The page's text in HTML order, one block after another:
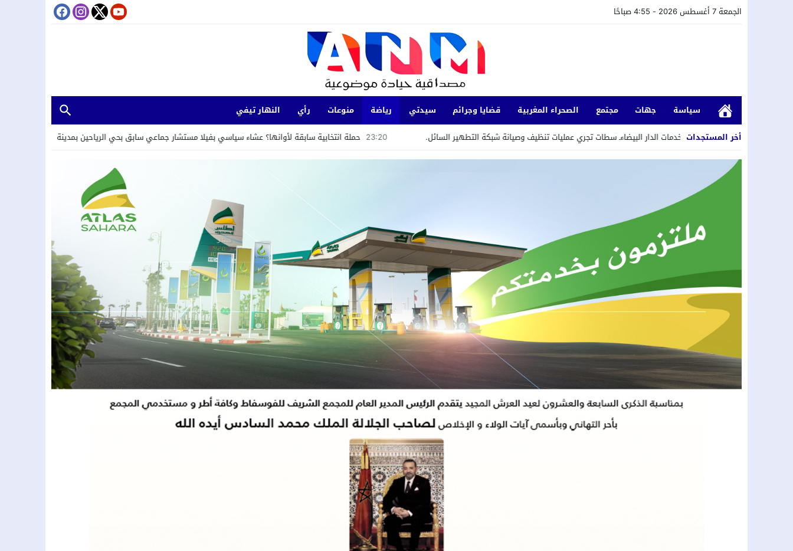
الجمعة 7 أغسطس 2026 - 4:55 صباحًا
سياسة جهات مجتمع الصحراء المغربية قضايا وجرائم سيدتي رياضة منوعات رأي
النهار تيفي
أخر المستجدات
23:20 حملة انتخابية سابقة لأوانها؟ عشاء سياسي بفيلا مستشار جماعي سابق بحي الرياحين بمدينة تامسنا. 20:26 لقاء دولي حول متعددة الخدمات الدار البيضاءـ سطات تجري عمليات تنظيف وصيانة شبكة التطهير السائل.